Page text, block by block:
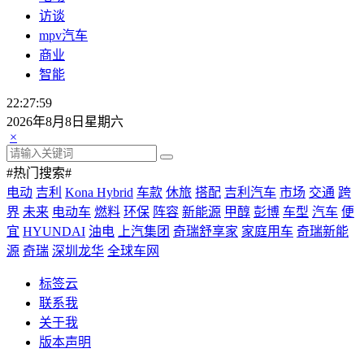
访谈
mpv汽车
商业
智能
22:27:59
2026年8月8日星期六
×
#热门搜索#
电动 吉利 Kona Hybrid 车款 休旅 搭配 吉利汽车 市场 交通 跨
界 未来 电动车 燃料 环保 阵容 新能源 甲醇 彭博 车型 汽车 便
宜 HYUNDAI 油电 上汽集团 奇瑞舒享家 家庭用车 奇瑞新能
源 奇瑞 深圳龙华 全球车网
标签云
联系我
关于我
版本声明